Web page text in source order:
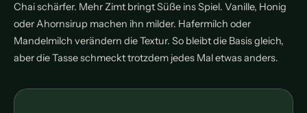
Chai schärfer. Mehr Zimt bringt Süße ins Spiel. Vanille, Honig
oder Ahornsirup machen ihn milder. Hafermilch oder
Mandelmilch verändern die Textur. So bleibt die Basis gleich,
aber die Tasse schmeckt trotzdem jedes Mal etwas anders.